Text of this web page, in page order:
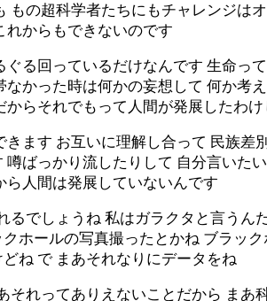
の超科学者たちにもチャレンジは
れからもできないのです
る回っているだけなんです 生命っ
かった時は何かの妄想して 何か考
らそれでもって人間が発展したわ
ます お互いに理解し合って 民族
ばっかり流したりして 自分言いた
人間は発展していないんです
でしょうね 私はガラクタと言う
ホールの写真撮ったとかね ブラッ
ね で まあそれなりにデータをね
れってありえないことだから ま